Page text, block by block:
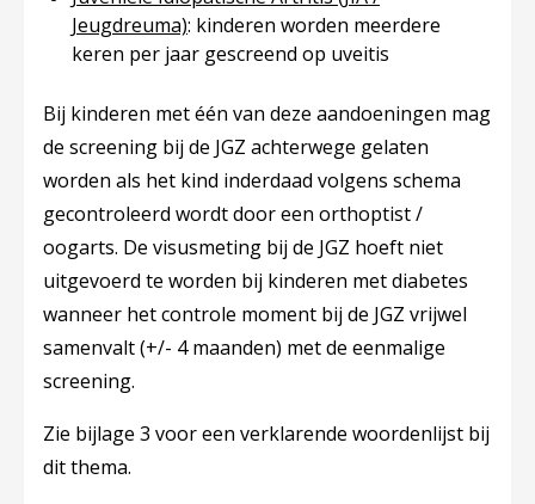
Jeugdreuma)​: kinderen worden meerdere
keren per jaar gescreend op uveitis
Bij kinderen met één van deze aandoeningen mag
de screening bij de JGZ achterwege gelaten
worden als het kind inderdaad volgens schema
gecontroleerd wordt door een orthoptist /
oogarts. De visusmeting bij de JGZ hoeft niet
uitgevoerd te worden bij kinderen met diabetes
wanneer het controle moment bij de JGZ vrijwel
samenvalt (+/- 4 maanden) met de eenmalige
screening.
Z​ie bijlage 3 voor een verklarende woordenlijst bij
dit thema.